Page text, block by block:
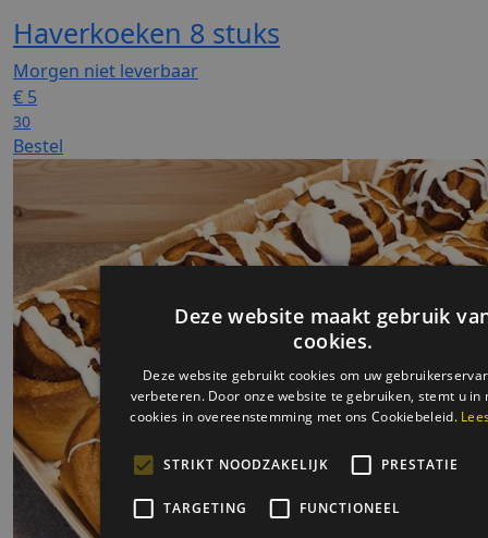
Haverkoeken 8 stuks
Morgen niet leverbaar
€ 5
30
Bestel